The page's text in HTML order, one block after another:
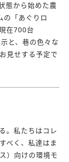
態から始めた農
の「あぐりロ
在700台
と、巷の色々な
見せする予定で
。私たちはコレ
べく、私達はま
）向けの環境モ